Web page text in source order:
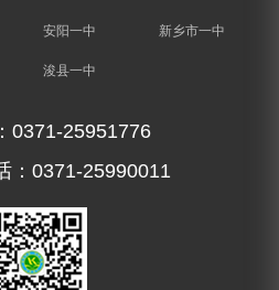
安阳一中 新乡市一中
浚县一中
0371-25951776
：0371-25990011